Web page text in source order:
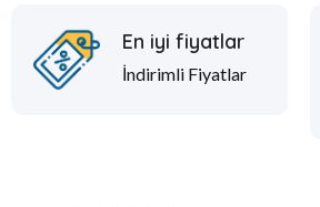
En iyi fiyatlar
İndirimli Fiyatlar